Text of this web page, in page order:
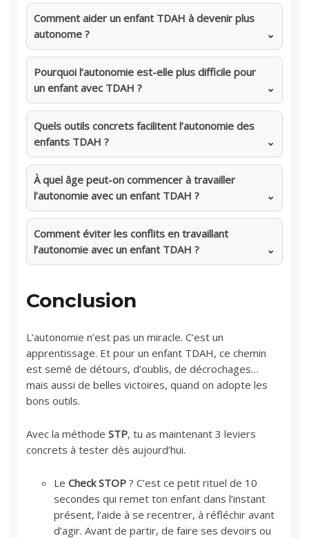
Comment aider un enfant TDAH à devenir plus
autonome ?
Pourquoi l’autonomie est-elle plus difficile pour
un enfant avec TDAH ?
Quels outils concrets facilitent l’autonomie des
enfants TDAH ?
À quel âge peut-on commencer à travailler
l’autonomie avec un enfant TDAH ?
Comment éviter les conflits en travaillant
l’autonomie avec un enfant TDAH ?
Conclusion
L’autonomie n’est pas un miracle. C’est un
apprentissage. Et pour un enfant TDAH, ce chemin
est semé de détours, d’oublis, de décrochages…
mais aussi de belles victoires, quand on adopte les
bons outils.
Avec la méthodeSTP, tu as maintenant 3 leviers
concrets à tester dès aujourd’hui.
LeCheck STOP ? C’est ce petit rituel de 10
secondes qui remet ton enfant dans l’instant
présent, l’aide à se recentrer, à réfléchir avant
d’agir. Avant de partir, de faire ses devoirs ou